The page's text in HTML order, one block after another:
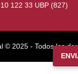
122 33 UBP (827)
©️ 2025 - Todos los